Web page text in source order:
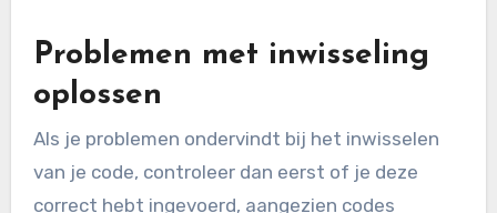
Problemen met inwisseling
oplossen
Als je problemen ondervindt bij het inwisselen
van je code, controleer dan eerst of je deze
correct hebt ingevoerd, aangezien codes